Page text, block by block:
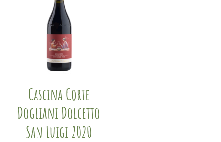
Cascina Corte
Dogliani Dolcetto
San Luigi 2020